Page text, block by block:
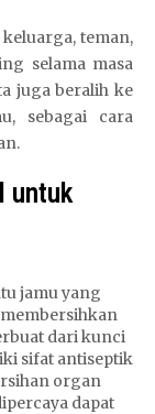
teman,
selama masa
juga beralih ke
sebagai cara
untuk
jamu yang
dari kunci
sifat antiseptik
organ
dapat